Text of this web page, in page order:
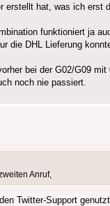
hat, was ich erst
funktioniert ja
die DHL Lieferung
bei der G02/G09 mit
noch nie passiert.
Anruf,
Twitter-Support